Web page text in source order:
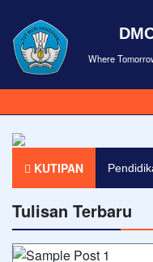
Where
KUTIPAN
Tulisan Terbaru